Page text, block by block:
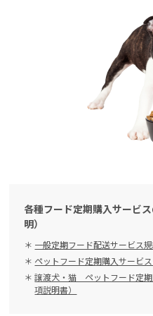
各種フード定期購入サービ
明）
一般定期フード配送サービス
ペットフード定期購入サービ
譲渡犬・猫 ペットフード定
項説明書）